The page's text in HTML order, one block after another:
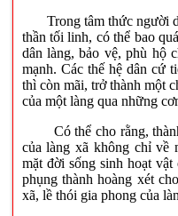
Trong tâm thức người
thần tối linh, có thể bao
dân làng, bảo vệ, phù hộ
mạnh. Các thế hệ dân cứ
thì còn mãi, trở thành một
của một làng qua những
Có thể cho rằng, thành
của làng xã không chỉ về
mặt đời sống sinh hoạt
phụng thành hoàng xét
xã, lề thói gia phong của